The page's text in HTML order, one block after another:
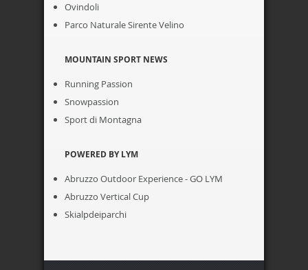
Ovindoli
Parco Naturale Sirente Velino
MOUNTAIN SPORT NEWS
Running Passion
Snowpassion
Sport di Montagna
POWERED BY LYM
Abruzzo Outdoor Experience - GO LYM
Abruzzo Vertical Cup
Skialpdeiparchi